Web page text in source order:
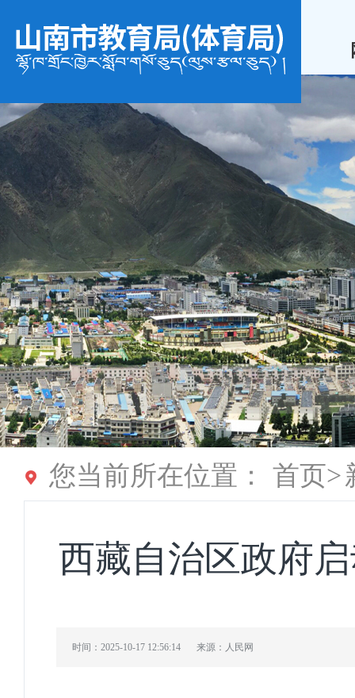
您当前所在位置： 首页>
西藏自治区政府
时间：2025-10-17 12:56:14 来源：人民网